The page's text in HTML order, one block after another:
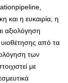
και η ευκαιρία, η
αξιολόγηση
από τα
των
με